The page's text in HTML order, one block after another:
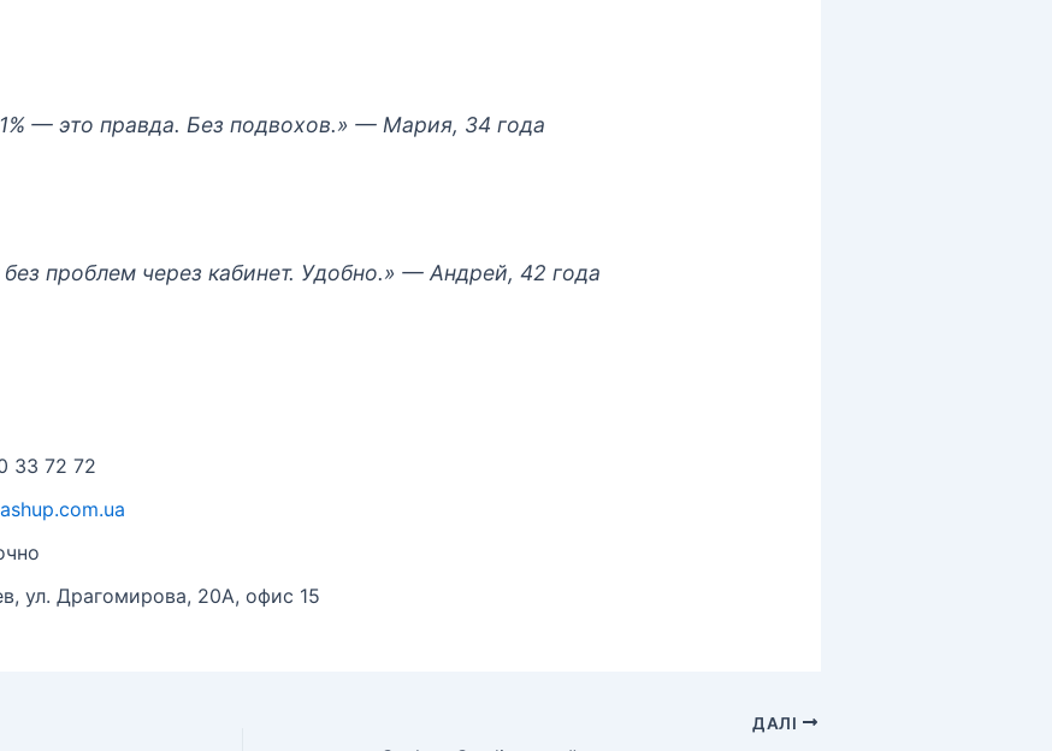
— это правда. Без подвохов.» — Мария, 34 года
проблем через кабинет. Удобно.» — Андрей, 42 года
33 72 72
ул. Драгомирова, 20А, офис 15
ДАЛІ